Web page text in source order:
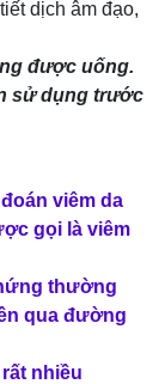
dịch âm đạo,
được uống.
sử dụng trước
viêm da
gọi là viêm
thường
qua đường
nhiều